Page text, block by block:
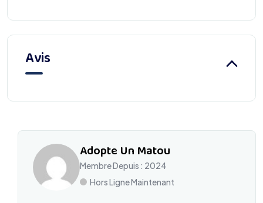
Avis
Adopte Un Matou
Membre Depuis : 2024
Hors Ligne Maintenant